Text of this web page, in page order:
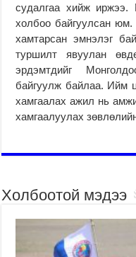
судалгаа хийж иржээ.
холбоо байгуулсан
хамтарсан эмнэлэг
туршилт явуулан
эрдэмтдийг
байгуулж байлаа. Ийм
хамгаалах ажил нь
хамгаалуулах
Холбоотой мэдээ